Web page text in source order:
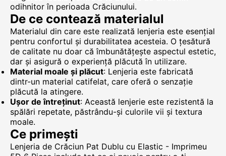
odihnitor în perioada Crăciunului.
De ce contează materialul
Materialul din care este realizată lenjeria este esențial
pentru confortul și durabilitatea acesteia. O țesătură
de calitate nu doar că îmbunătățește aspectul estetic,
dar și asigură o experiență plăcută în utilizare.
Material moale și plăcut: Lenjeria este fabricată
dintr-un material catifelat, care oferă o senzație
plăcută la atingere.
Ușor de întreținut: Această lenjerie este rezistentă la
spălări repetate, păstrându-și culorile vii și textura
moale.
Ce primești
Lenjeria de Crăciun Pat Dublu cu Elastic - Imprimeu